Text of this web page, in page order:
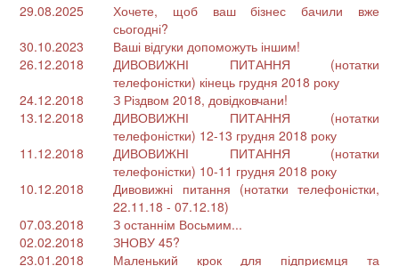
29.08.2025
Хочете, щоб ваш бізнес бачили вже
сьогодні?
30.10.2023
Ваші відгуки допоможуть іншим!
26.12.2018
ДИВОВИЖНІ ПИТАННЯ (нотатки
телефоністки) кінець грудня 2018 року
24.12.2018
З Різдвом 2018, довідковчани!
13.12.2018
ДИВОВИЖНІ ПИТАННЯ (нотатки
телефоністки) 12-13 грудня 2018 року
11.12.2018
ДИВОВИЖНІ ПИТАННЯ (нотатки
телефоністки) 10-11 грудня 2018 року
10.12.2018
Дивовижні питання (нотатки телефоністки,
22.11.18 - 07.12.18)
07.03.2018
З останнім Восьмим...
02.02.2018
ЗНОВУ 45?
23.01.2018
Маленький крок для підприємця та